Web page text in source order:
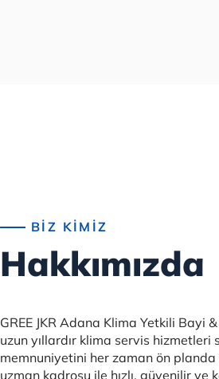
BİZ KİMİZ
Hakkımızda
GREE JKR Adana Klima Yetkili Bayi
uzun yıllardır klima servis hizmetleri
memnuniyetini her zaman ön
uzman kadrosu ile hızlı, güvenilir